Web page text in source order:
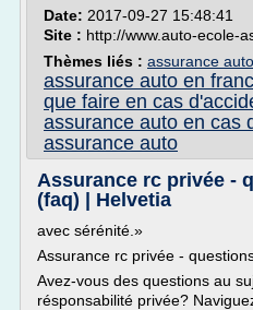
Date: 2017-09-27 15:48:41
Site : http://www.auto-ecole-
Thèmes liés : assurance
assurance auto en
que faire en cas
assurance auto en cas
assurance auto
Assurance rc privée -
(faq) | Helvetia
avec sérénité.»
Assurance rc privée -
Avez-vous des questions au
résponsabilité privée?